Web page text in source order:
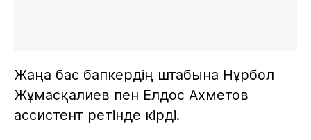
Жаңа бас бапкердің штабына Нұрбол
Жұмасқалиев пен Елдос Ахметов
ассистент ретінде кірді.